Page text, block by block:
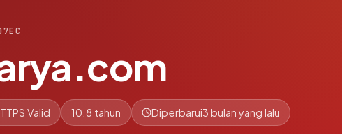
Valid 10.8 tahun Diperbarui3 bulan yang lalu